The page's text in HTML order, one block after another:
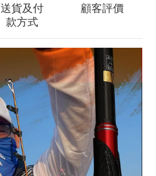
送貨及付
款方式
顧客評價